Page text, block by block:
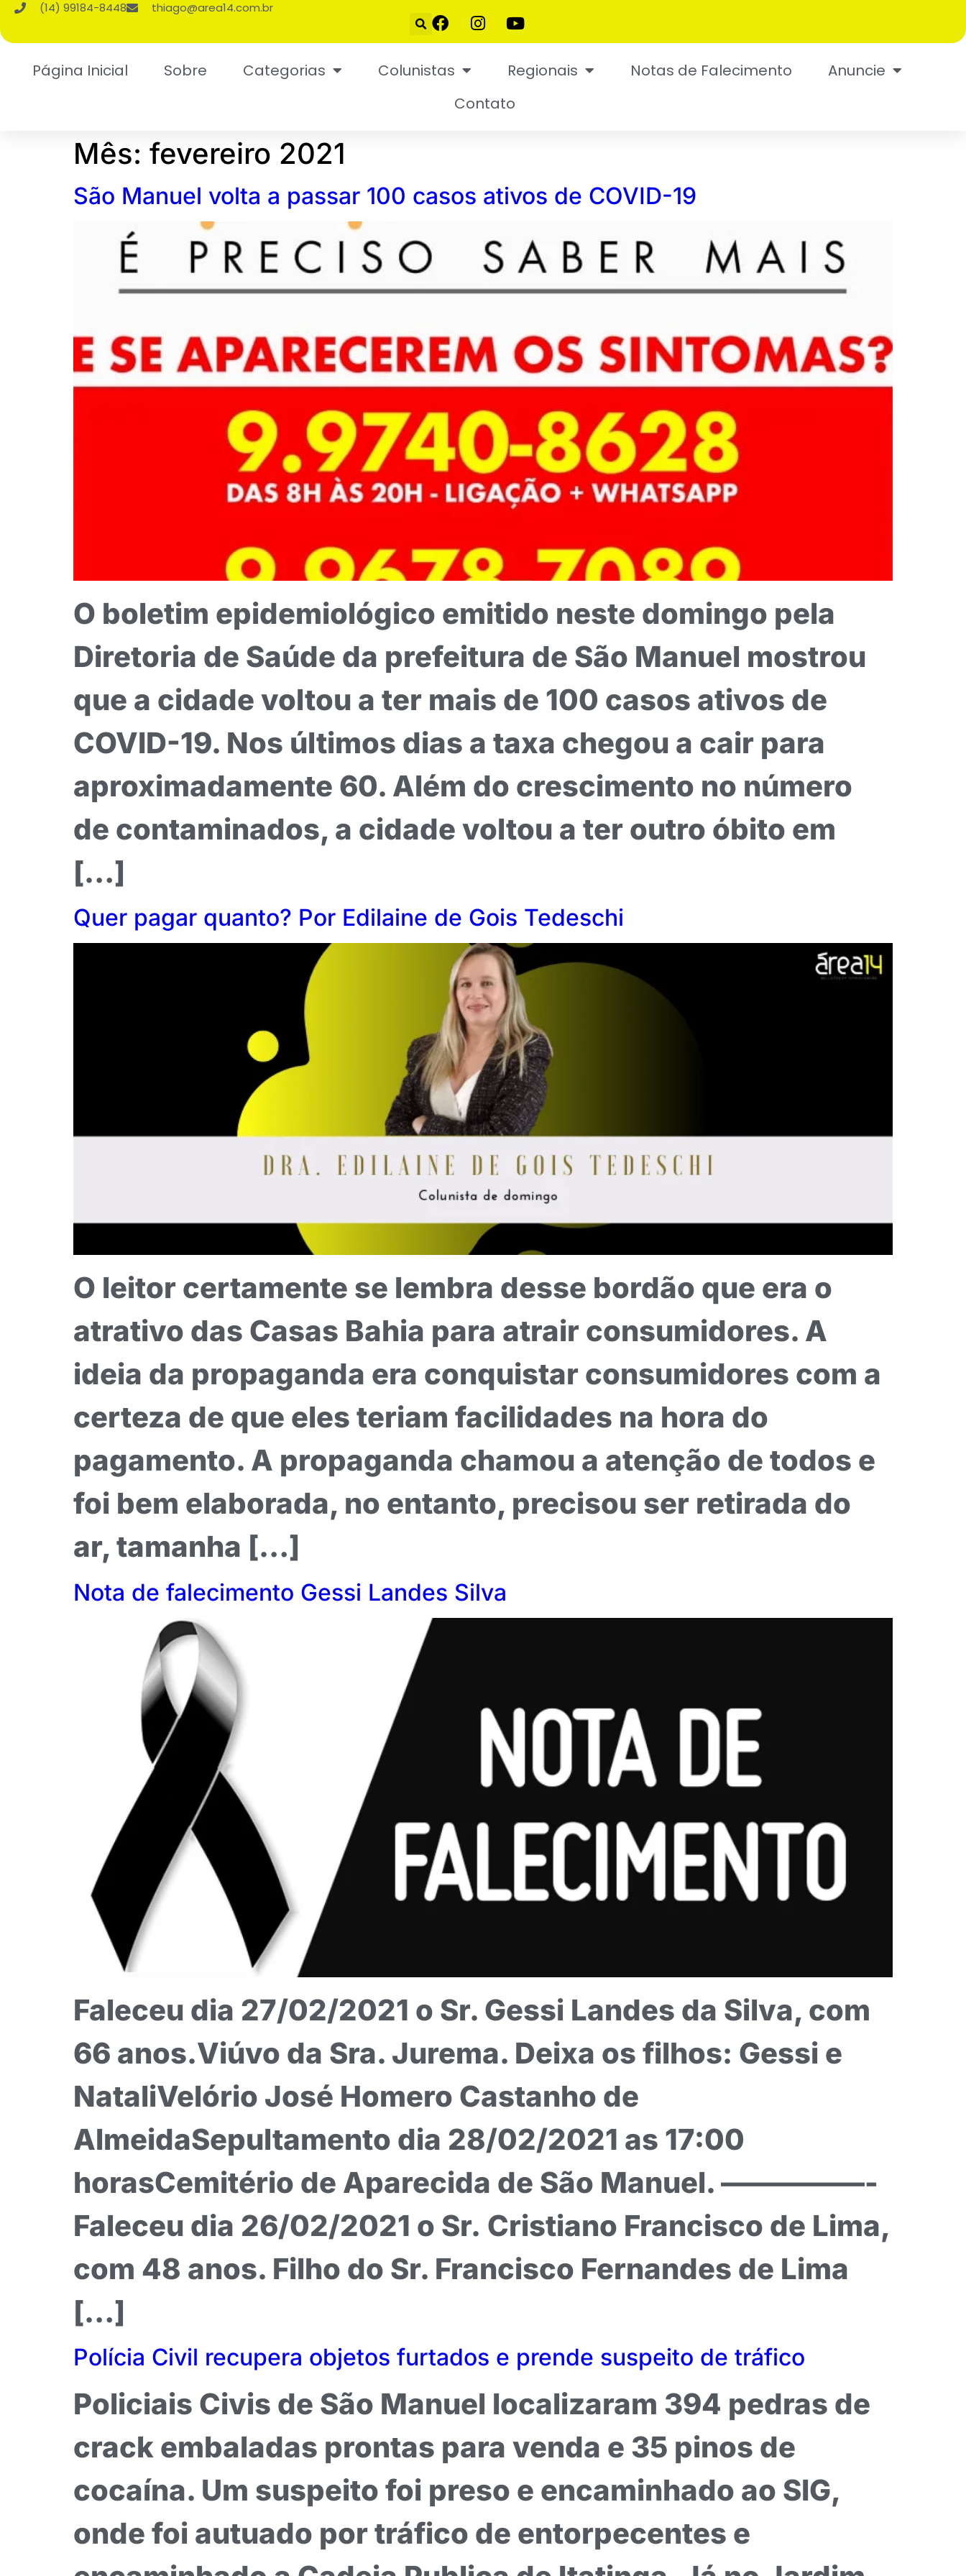
(14) 99184-8448 thiago@area14.com.br
Página Inicial Sobre Categorias Colunistas Regionais Notas de Falecimento
Anuncie
Contato
Mês: fevereiro 2021
São Manuel volta a passar 100 casos ativos de COVID-19
O boletim epidemiológico emitido neste domingo pela
Diretoria de Saúde da prefeitura de São Manuel mostrou
que a cidade voltou a ter mais de 100 casos ativos de
COVID-19. Nos últimos dias a taxa chegou a cair para
aproximadamente 60. Além do crescimento no número
de contaminados, a cidade voltou a ter outro óbito em
[…]
Quer pagar quanto? Por Edilaine de Gois Tedeschi
O leitor certamente se lembra desse bordão que era o
atrativo das Casas Bahia para atrair consumidores. A
ideia da propaganda era conquistar consumidores com a
certeza de que eles teriam facilidades na hora do
pagamento. A propaganda chamou a atenção de todos e
foi bem elaborada, no entanto, precisou ser retirada do
ar, tamanha […]
Nota de falecimento Gessi Landes Silva
Faleceu dia 27/02/2021 o Sr. Gessi Landes da Silva, com
66 anos.Viúvo da Sra. Jurema. Deixa os filhos: Gessi e
NataliVelório José Homero Castanho de
AlmeidaSepultamento dia 28/02/2021 as 17:00
horasCemitério de Aparecida de São Manuel. —————-
Faleceu dia 26/02/2021 o Sr. Cristiano Francisco de Lima,
com 48 anos. Filho do Sr. Francisco Fernandes de Lima
[…]
Polícia Civil recupera objetos furtados e prende suspeito de tráfico
Policiais Civis de São Manuel localizaram 394 pedras de
crack embaladas prontas para venda e 35 pinos de
cocaína. Um suspeito foi preso e encaminhado ao SIG,
onde foi autuado por tráfico de entorpecentes e